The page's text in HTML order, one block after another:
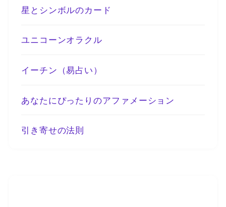
星とシンボルのカード
ユニコーンオラクル
イーチン（易占い）
あなたにぴったりのアファメーション
引き寄せの法則